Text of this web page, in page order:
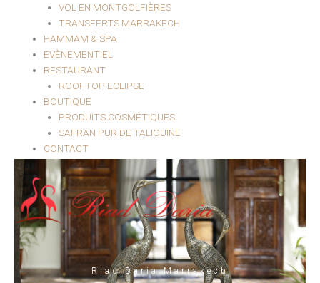
VOL EN MONTGOLFIÈRES
TRANSFERTS MARRAKECH
HAMMAM & SPA
EVÈNEMENTIEL
RESTAURANT
ROOFTOP ECLIPSE
BOUTIQUE
PRODUITS COSMÉTIQUES
SAFRAN PUR DE TALIOUINE
CONTACT
Riad Daria Marrakech